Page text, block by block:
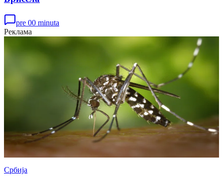
pre 00 minuta
Реклама
Србија